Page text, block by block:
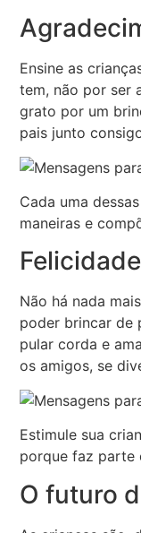
Ensine as
tem, não por ser
grato por um
pais junto
Cada uma
maneiras e
Felicidade
Não há nada
poder brincar de
pular corda e
os amigos, se
Estimule sua
porque faz parte
O futuro